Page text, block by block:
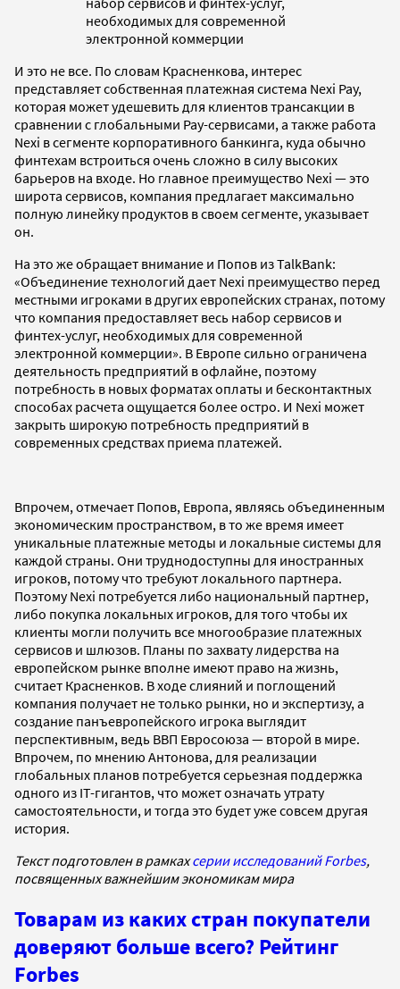
необходимых для современной
электронной коммерции
И это не все. По словам Красненкова, интерес
представляет собственная платежная система Nexi Pay,
которая может удешевить для клиентов трансакции в
сравнении с глобальными Pay-сервисами, а также работа
Nexi в сегменте корпоративного банкинга, куда обычно
финтехам встроиться очень сложно в силу высоких
барьеров на входе. Но главное преимущество Nexi — это
широта сервисов, компания предлагает максимально
полную линейку продуктов в своем сегменте, указывает
он.
На это же обращает внимание и Попов из TalkBank:
«Объединение технологий дает Nexi преимущество перед
местными игроками в других европейских странах, потому
что компания предоставляет весь набор сервисов и
финтех-услуг, необходимых для современной
электронной коммерции». В Европе сильно ограничена
деятельность предприятий в офлайне, поэтому
потребность в новых форматах оплаты и бесконтактных
способах расчета ощущается более остро. И Nexi может
закрыть широкую потребность предприятий в
современных средствах приема платежей.
Впрочем, отмечает Попов, Европа, являясь объединенным
экономическим пространством, в то же время имеет
уникальные платежные методы и локальные системы для
каждой страны. Они труднодоступны для иностранных
игроков, потому что требуют локального партнера.
Поэтому Nexi потребуется либо национальный партнер,
либо покупка локальных игроков, для того чтобы их
клиенты могли получить все многообразие платежных
сервисов и шлюзов. Планы по захвату лидерства на
европейском рынке вполне имеют право на жизнь,
считает Красненков. В ходе слияний и поглощений
компания получает не только рынки, но и экспертизу, а
создание панъевропейского игрока выглядит
перспективным, ведь ВВП Евросоюза — второй в мире.
Впрочем, по мнению Антонова, для реализации
глобальных планов потребуется серьезная поддержка
одного из IT-гигантов, что может означать утрату
самостоятельности, и тогда это будет уже совсем другая
история.
Текст подготовлен в рамкахсерии исследований Forbes,
посвященных важнейшим экономикам мира
Товарам из каких стран покупатели
доверяют больше всего? Рейтинг
Forbes